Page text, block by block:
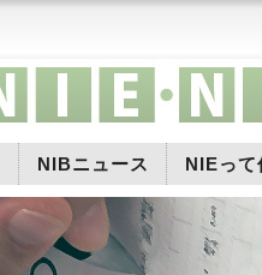
NIBニュース NIEって